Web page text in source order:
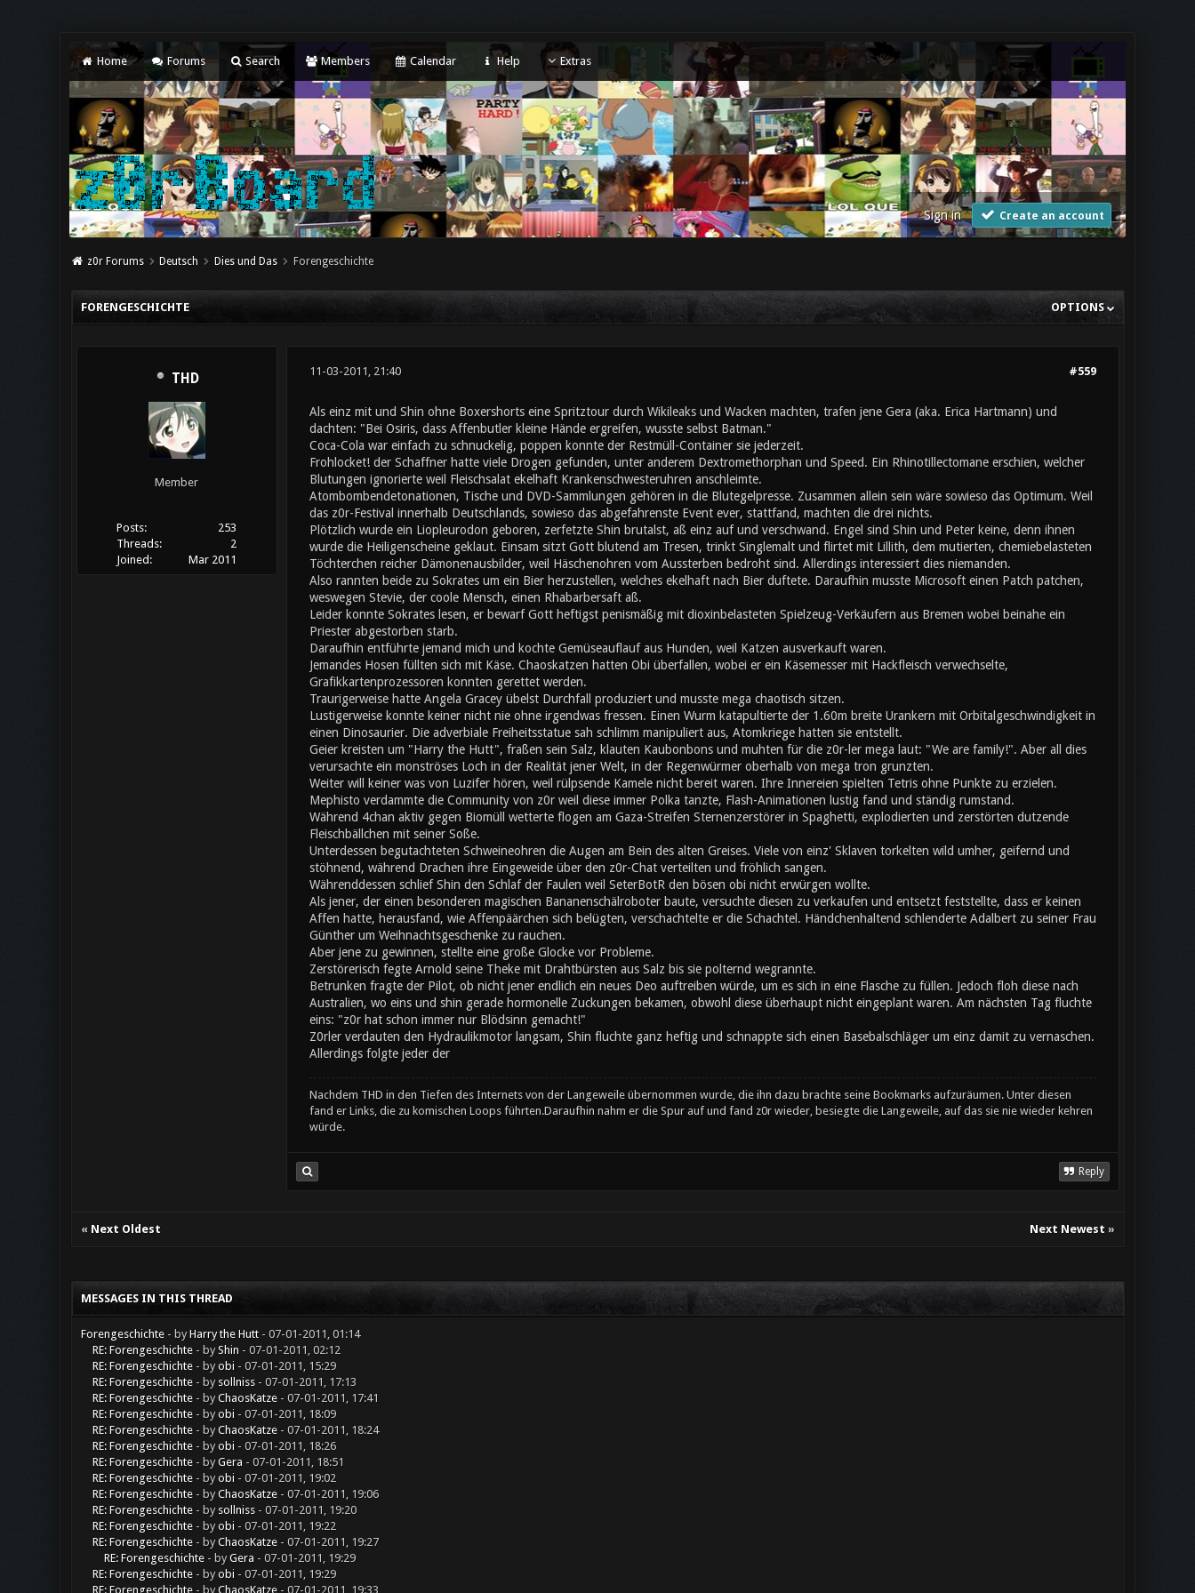
Home Forums Search Members Calendar Help Extras
Sign in Create an account
z0r Forums Deutsch Dies und Das Forengeschichte
OPTIONS
FORENGESCHICHTE
THD
Member
Posts:
253
Threads:
2
Joined:
Mar 2011
#559
11-03-2011, 21:40
Als einz mit und Shin ohne Boxershorts eine Spritztour durch Wikileaks und Wacken machten, trafen jene Gera (aka. Erica Hartmann) und
dachten: "Bei Osiris, dass Affenbutler kleine Hände ergreifen, wusste selbst Batman."
Coca-Cola war einfach zu schnuckelig, poppen konnte der Restmüll-Container sie jederzeit.
Frohlocket! der Schaffner hatte viele Drogen gefunden, unter anderem Dextromethorphan und Speed. Ein Rhinotillectomane erschien, welcher
Blutungen ignorierte weil Fleischsalat ekelhaft Krankenschwesteruhren anschleimte.
Atombombendetonationen, Tische und DVD-Sammlungen gehören in die Blutegelpresse. Zusammen allein sein wäre sowieso das Optimum. Weil
das z0r-Festival innerhalb Deutschlands, sowieso das abgefahrenste Event ever, stattfand, machten die drei nichts.
Plötzlich wurde ein Liopleurodon geboren, zerfetzte Shin brutalst, aß einz auf und verschwand. Engel sind Shin und Peter keine, denn ihnen
wurde die Heiligenscheine geklaut. Einsam sitzt Gott blutend am Tresen, trinkt Singlemalt und flirtet mit Lillith, dem mutierten, chemiebelasteten
Töchterchen reicher Dämonenausbilder, weil Häschenohren vom Aussterben bedroht sind. Allerdings interessiert dies niemanden.
Also rannten beide zu Sokrates um ein Bier herzustellen, welches ekelhaft nach Bier duftete. Daraufhin musste Microsoft einen Patch patchen,
weswegen Stevie, der coole Mensch, einen Rhabarbersaft aß.
Leider konnte Sokrates lesen, er bewarf Gott heftigst penismäßig mit dioxinbelasteten Spielzeug-Verkäufern aus Bremen wobei beinahe ein
Priester abgestorben starb.
Daraufhin entführte jemand mich und kochte Gemüseauflauf aus Hunden, weil Katzen ausverkauft waren.
Jemandes Hosen füllten sich mit Käse. Chaoskatzen hatten Obi überfallen, wobei er ein Käsemesser mit Hackfleisch verwechselte,
Grafikkartenprozessoren konnten gerettet werden.
Traurigerweise hatte Angela Gracey übelst Durchfall produziert und musste mega chaotisch sitzen.
Lustigerweise konnte keiner nicht nie ohne irgendwas fressen. Einen Wurm katapultierte der 1.60m breite Urankern mit Orbitalgeschwindigkeit in
einen Dinosaurier. Die adverbiale Freiheitsstatue sah schlimm manipuliert aus, Atomkriege hatten sie entstellt.
Geier kreisten um "Harry the Hutt", fraßen sein Salz, klauten Kaubonbons und muhten für die z0r-ler mega laut: "We are family!". Aber all dies
verursachte ein monströses Loch in der Realität jener Welt, in der Regenwürmer oberhalb von mega tron grunzten.
Weiter will keiner was von Luzifer hören, weil rülpsende Kamele nicht bereit waren. Ihre Innereien spielten Tetris ohne Punkte zu erzielen.
Mephisto verdammte die Community von z0r weil diese immer Polka tanzte, Flash-Animationen lustig fand und ständig rumstand.
Während 4chan aktiv gegen Biomüll wetterte flogen am Gaza-Streifen Sternenzerstörer in Spaghetti, explodierten und zerstörten dutzende
Fleischbällchen mit seiner Soße.
Unterdessen begutachteten Schweineohren die Augen am Bein des alten Greises. Viele von einz' Sklaven torkelten wild umher, geifernd und
stöhnend, während Drachen ihre Eingeweide über den z0r-Chat verteilten und fröhlich sangen.
Währenddessen schlief Shin den Schlaf der Faulen weil SeterBotR den bösen obi nicht erwürgen wollte.
Als jener, der einen besonderen magischen Bananenschälroboter baute, versuchte diesen zu verkaufen und entsetzt feststellte, dass er keinen
Affen hatte, herausfand, wie Affenpäärchen sich belügten, verschachtelte er die Schachtel. Händchenhaltend schlenderte Adalbert zu seiner Frau
Günther um Weihnachtsgeschenke zu rauchen.
Aber jene zu gewinnen, stellte eine große Glocke vor Probleme.
Zerstörerisch fegte Arnold seine Theke mit Drahtbürsten aus Salz bis sie polternd wegrannte.
Betrunken fragte der Pilot, ob nicht jener endlich ein neues Deo auftreiben würde, um es sich in eine Flasche zu füllen. Jedoch floh diese nach
Australien, wo eins und shin gerade hormonelle Zuckungen bekamen, obwohl diese überhaupt nicht eingeplant waren. Am nächsten Tag fluchte
eins: "z0r hat schon immer nur Blödsinn gemacht!"
Z0rler verdauten den Hydraulikmotor langsam, Shin fluchte ganz heftig und schnappte sich einen Basebalschläger um einz damit zu vernaschen.
Allerdings folgte jeder der
Nachdem THD in den Tiefen des Internets von der Langeweile übernommen wurde, die ihn dazu brachte seine Bookmarks aufzuräumen. Unter diesen
fand er Links, die zu komischen Loops führten.Daraufhin nahm er die Spur auf und fand z0r wieder, besiegte die Langeweile, auf das sie nie wieder kehren
würde.
Reply
« Next Oldest Next Newest »
MESSAGES IN THIS THREAD
Forengeschichte - byHarry the Hutt- 07-01-2011, 01:14
RE: Forengeschichte - byShin - 07-01-2011, 02:12
RE: Forengeschichte - byobi- 07-01-2011, 15:29
RE: Forengeschichte - by sollniss- 07-01-2011, 17:13
RE: Forengeschichte - byChaosKatze- 07-01-2011, 17:41
RE: Forengeschichte - byobi- 07-01-2011, 18:09
RE: Forengeschichte - byChaosKatze- 07-01-2011, 18:24
RE: Forengeschichte - byobi- 07-01-2011, 18:26
RE: Forengeschichte - byGera - 07-01-2011, 18:51
RE: Forengeschichte - byobi- 07-01-2011, 19:02
RE: Forengeschichte - byChaosKatze- 07-01-2011, 19:06
RE: Forengeschichte - by sollniss- 07-01-2011, 19:20
RE: Forengeschichte - byobi- 07-01-2011, 19:22
RE: Forengeschichte - byChaosKatze- 07-01-2011, 19:27
RE: Forengeschichte - byGera - 07-01-2011, 19:29
RE: Forengeschichte - byobi- 07-01-2011, 19:29
RE: Forengeschichte - byChaosKatze- 07-01-2011, 19:33